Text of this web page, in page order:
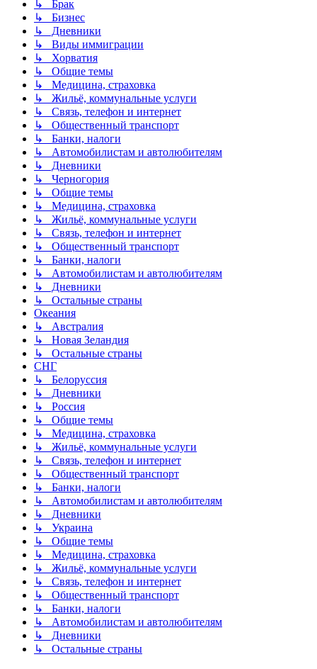
↳ Брак
↳ Бизнес
↳ Дневники
↳ Виды иммиграции
↳ Хорватия
↳ Общие темы
↳ Медицина, страховка
↳ Жильё, коммунальные услуги
↳ Связь, телефон и интернет
↳ Общественный транспорт
↳ Банки, налоги
↳ Автомобилистам и автолюбителям
↳ Дневники
↳ Черногория
↳ Общие темы
↳ Медицина, страховка
↳ Жильё, коммунальные услуги
↳ Связь, телефон и интернет
↳ Общественный транспорт
↳ Банки, налоги
↳ Автомобилистам и автолюбителям
↳ Дневники
↳ Остальные страны
Океания
↳ Австралия
↳ Новая Зеландия
↳ Остальные страны
СНГ
↳ Белоруссия
↳ Дневники
↳ Россия
↳ Общие темы
↳ Медицина, страховка
↳ Жильё, коммунальные услуги
↳ Связь, телефон и интернет
↳ Общественный транспорт
↳ Банки, налоги
↳ Автомобилистам и автолюбителям
↳ Дневники
↳ Украина
↳ Общие темы
↳ Медицина, страховка
↳ Жильё, коммунальные услуги
↳ Связь, телефон и интернет
↳ Общественный транспорт
↳ Банки, налоги
↳ Автомобилистам и автолюбителям
↳ Дневники
↳ Остальные страны